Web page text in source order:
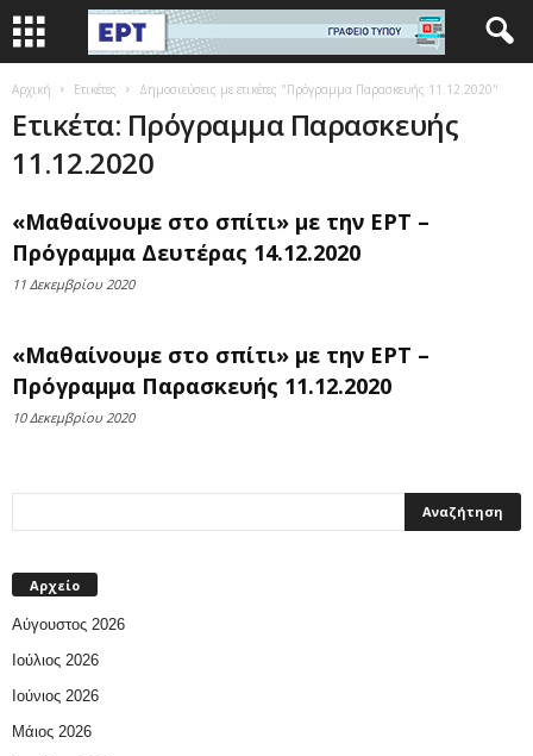
Αρχική Ετικέτες Δημοσιεύσεις με ετικέτες "Πρόγραμμα Παρασκευής 11.12.2020"
Ετικέτα: Πρόγραμμα Παρασκευής
11.12.2020
«Μαθαίνουμε στο σπίτι» με την ΕΡΤ –
Πρόγραμμα Δευτέρας 14.12.2020
11 Δεκεμβρίου 2020
«Μαθαίνουμε στο σπίτι» με την ΕΡΤ –
Πρόγραμμα Παρασκευής 11.12.2020
10 Δεκεμβρίου 2020
Αρχείο
Αύγουστος 2026
Ιούλιος 2026
Ιούνιος 2026
Μάιος 2026